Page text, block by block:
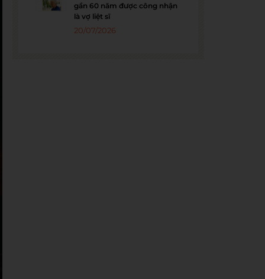
gần 60 năm được công nhận
là vợ liệt sĩ
20/07/2026